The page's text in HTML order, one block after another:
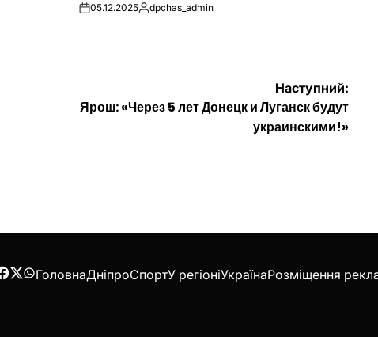
on05.12.2025Опубліковано
dpchas_admin
Наступний:
Ярош: «Через 5 лет Донецк и Луганск будут
украинскими!»
Facebook
Twitter
WhatsApp
ГоловнаДніпроСпортУ регіоніУкраїнаРозміщення